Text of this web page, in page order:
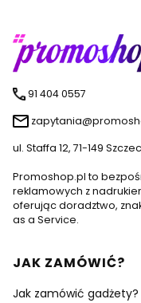
91 404 0557
ul. Staffa 12, 71-149
Promoshop.pl to
reklamowych z
oferując doradztwo,
as a Service.
Linki w stopce
JAK ZAMÓWIĆ?
Jak zamówić gadżety?